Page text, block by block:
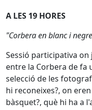
A LES 19 HORES
"Corbera en blanc i
Sessió participativa
entre la Corbera de fa
selecció de les
hi reconeixes?, on
bàsquet?, què hi ha a